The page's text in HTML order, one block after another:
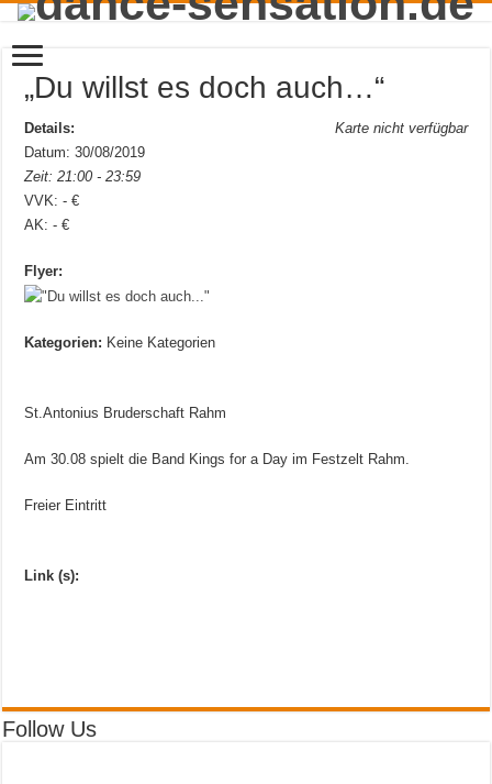
„Du willst es doch auch…“
Karte nicht verfügbar
Details:
Datum: 30/08/2019
Zeit: 21:00 - 23:59
VVK: - €
AK: - €
Flyer:
Kategorien: Keine Kategorien
St.Antonius Bruderschaft Rahm
Am 30.08 spielt die Band Kings for a Day im Festzelt Rahm.
Freier Eintritt
Link (s):
Follow Us